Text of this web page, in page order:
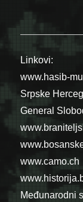
Linkovi:
www.hasib-
Srpske
General
www.camo.ch
Međunarodni